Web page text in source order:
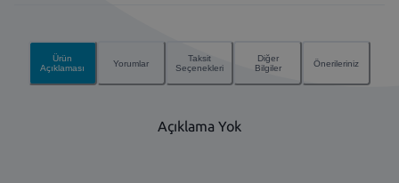
Ürün
Açıklaması
Yorumlar
Taksit
Seçenekleri
Diğer
Bilgiler
Önerileriniz
Açıklama Yok